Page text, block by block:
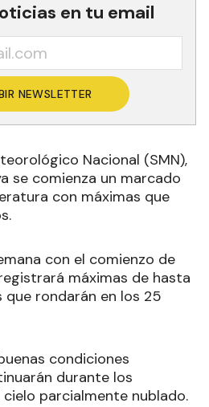
en tu email
NEWSLETTER
Nacional (SMN),
se comienza un marcado
con máximas que
con el comienzo de
máximas de hasta
rondarán en los 25
condiciones
durante los
parcialmente nublado.